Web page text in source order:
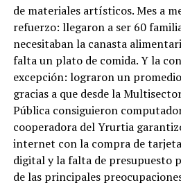
de materiales artísticos. Mes a
refuerzo: llegaron a ser 60
necesitaban la canasta
falta un plato de comida. Y la
excepción: lograron un
gracias a que desde la
Pública consiguieron
cooperadora del Yrurtia
internet con la compra de
digital y la falta de presupuesto
de las principales